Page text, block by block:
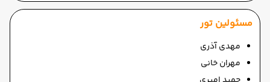
مسئولین تور
مهدی آذری
مهران خانی